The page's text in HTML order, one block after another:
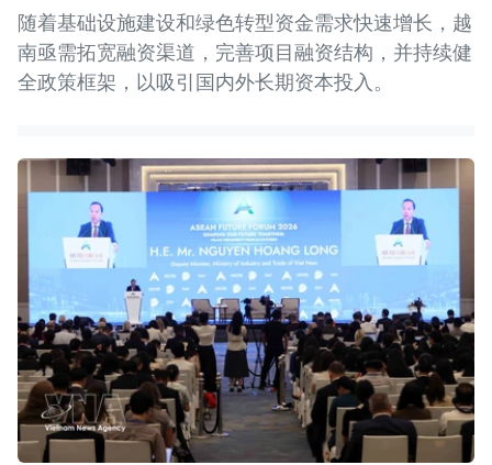
随着基础设施建设和绿色转型资金需求快速增长，越
南亟需拓宽融资渠道，完善项目融资结构，并持续健
全政策框架，以吸引国内外长期资本投入。